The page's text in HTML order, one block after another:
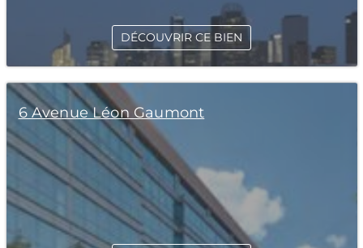
DÉCOUVRIR CE BIEN
6 Avenue Léon Gaumont